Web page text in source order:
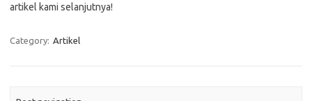
artikel kami selanjutnya!
Category: Artikel